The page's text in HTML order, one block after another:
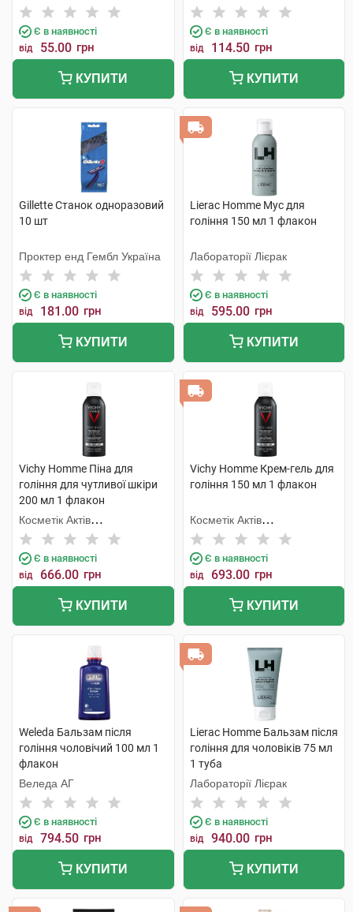
Є в наявності
від 55.00 грн
КУПИТИ
Є в наявності
від 114.50 грн
КУПИТИ
Gillette Станок одноразовий
10 шт
Проктер енд Гембл Україна
Є в наявності
від 181.00 грн
КУПИТИ
Lierac Homme Мус для
гоління 150 мл 1 флакон
Лабораторії Лієрак
Є в наявності
від 595.00 грн
КУПИТИ
Vichy Homme Піна для
гоління для чутливої шкіри
200 мл 1 флакон
Косметік Актів
Інтернаціональ
Є в наявності
від 666.00 грн
КУПИТИ
Vichy Homme Крем-гель для
гоління 150 мл 1 флакон
Косметік Актів
Інтернаціональ
Є в наявності
від 693.00 грн
КУПИТИ
Weleda Бальзам після
гоління чоловічий 100 мл 1
флакон
Веледа АГ
Є в наявності
від 794.50 грн
КУПИТИ
Lierac Homme Бальзам після
гоління для чоловіків 75 мл
1 туба
Лабораторії Лієрак
Є в наявності
від 940.00 грн
КУПИТИ